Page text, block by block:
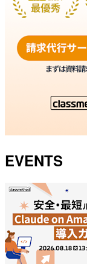
EVENTS